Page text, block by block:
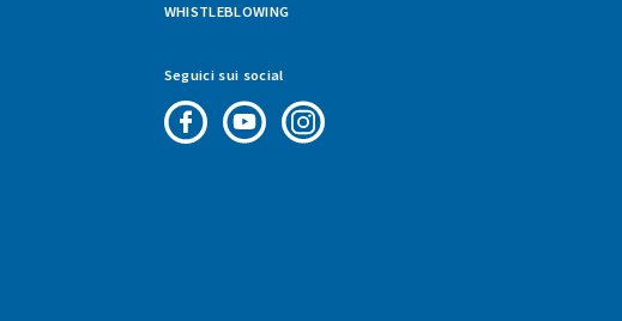
WHISTLEBLOWING
Seguici sui social